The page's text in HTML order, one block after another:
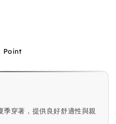
Point
季穿著，提供良好舒適性與親